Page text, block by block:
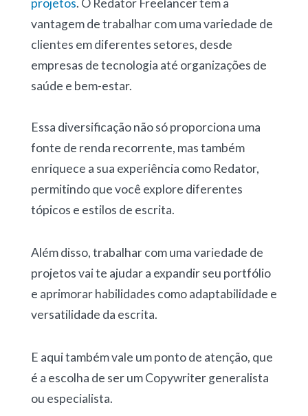
projetos. O Redator Freelancer tem a
vantagem de trabalhar com uma variedade de
clientes em diferentes setores, desde
empresas de tecnologia até organizações de
saúde e bem-estar.
Essa diversificação não só proporciona uma
fonte de renda recorrente, mas também
enriquece a sua experiência como Redator,
permitindo que você explore diferentes
tópicos e estilos de escrita.
Além disso, trabalhar com uma variedade de
projetos vai te ajudar a expandir seu portfólio
e aprimorar habilidades como adaptabilidade e
versatilidade da escrita.
E aqui também vale um ponto de atenção, que
é a escolha de ser um Copywriter generalista
ou especialista.